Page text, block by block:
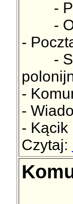
-
-
-
-
-
-
- Kącik
Czytaj: